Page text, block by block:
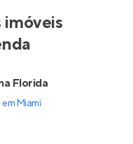
Florida
Miami